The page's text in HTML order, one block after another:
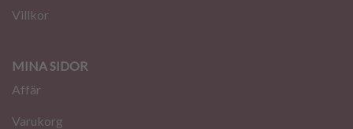
Villkor
MINA SIDOR
Affär
Varukorg